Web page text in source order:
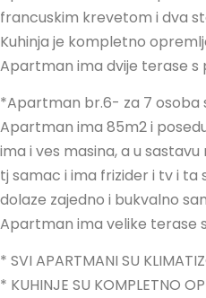
francuskim krevetom i dva
Kuhinja je kompletno
Apartman ima dvije terase s
*Apartman br.6- za 7 osoba
Apartman ima 85m2 i
ima i ves masina, a u
tj samac i ima frizider i tv i ta
dolaze zajedno i bukvalno
Apartman ima velike terase
* SVI APARTMANI SU
* KUHINJE SU KOMPLETNO